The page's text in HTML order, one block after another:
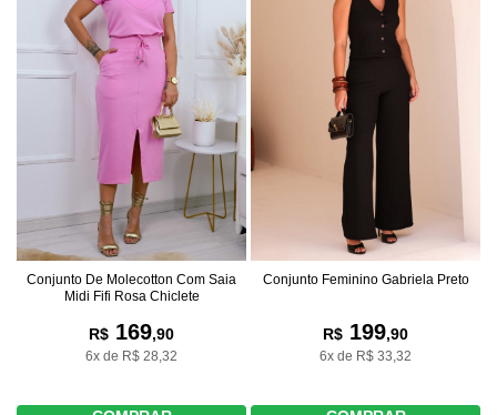
Conjunto De Molecotton Com Saia
Midi Fifi Rosa Chiclete
R$ 169,90
6x de R$ 28,32
Conjunto Feminino Gabriela Preto
R$ 199,90
6x de R$ 33,32